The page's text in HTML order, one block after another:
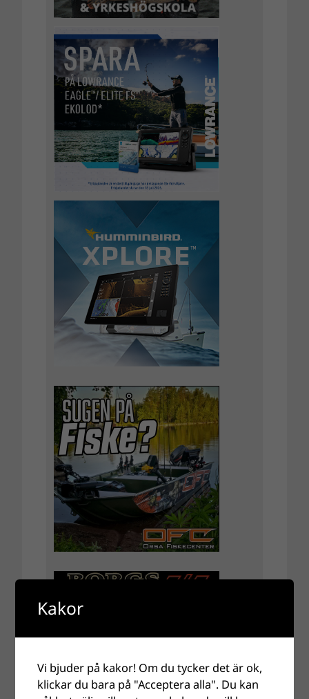
Kakor
Vi bjuder på kakor! Om du tycker det är ok,
klickar du bara på "Acceptera alla". Du kan